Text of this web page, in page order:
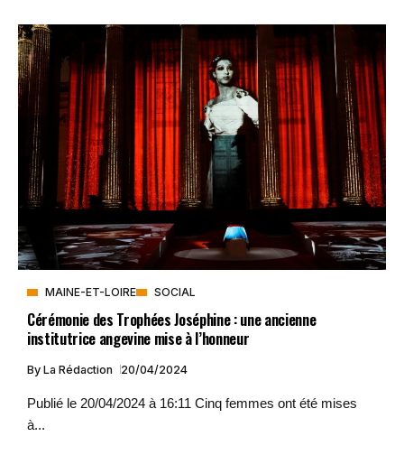
MAINE-ET-LOIRE SOCIAL
Cérémonie des Trophées Joséphine : une ancienne
institutrice angevine mise à l’honneur
By La Rédaction 20/04/2024
Publié le 20/04/2024 à 16:11 Cinq femmes ont été mises
à...